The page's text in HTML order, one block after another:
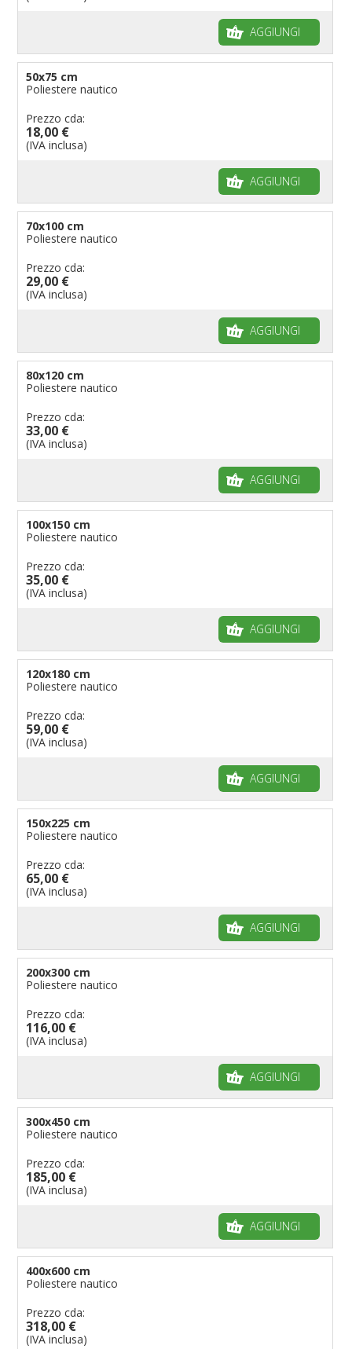
AGGIUNGI
50x75 cm
Poliestere nautico
Prezzo cda:
18,00 €
(IVA inclusa)
AGGIUNGI
70x100 cm
Poliestere nautico
Prezzo cda:
29,00 €
(IVA inclusa)
AGGIUNGI
80x120 cm
Poliestere nautico
Prezzo cda:
33,00 €
(IVA inclusa)
AGGIUNGI
100x150 cm
Poliestere nautico
Prezzo cda:
35,00 €
(IVA inclusa)
AGGIUNGI
120x180 cm
Poliestere nautico
Prezzo cda:
59,00 €
(IVA inclusa)
AGGIUNGI
150x225 cm
Poliestere nautico
Prezzo cda:
65,00 €
(IVA inclusa)
AGGIUNGI
200x300 cm
Poliestere nautico
Prezzo cda:
116,00 €
(IVA inclusa)
AGGIUNGI
300x450 cm
Poliestere nautico
Prezzo cda:
185,00 €
(IVA inclusa)
AGGIUNGI
400x600 cm
Poliestere nautico
Prezzo cda:
318,00 €
(IVA inclusa)